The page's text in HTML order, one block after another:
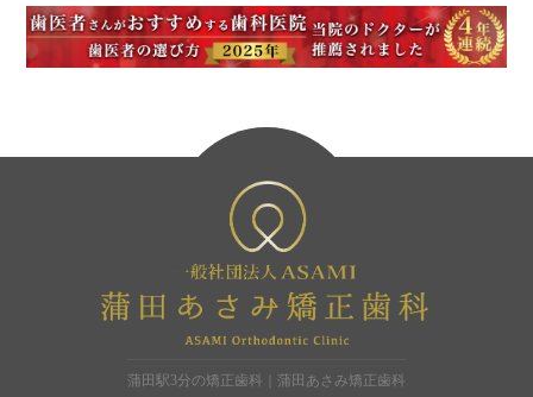
蒲田駅3分の矯正歯科｜蒲田あさみ矯正歯科